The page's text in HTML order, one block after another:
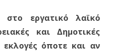
στο εργατικό λαϊκό
και Δημοτικές
εκλογές όποτε και αν